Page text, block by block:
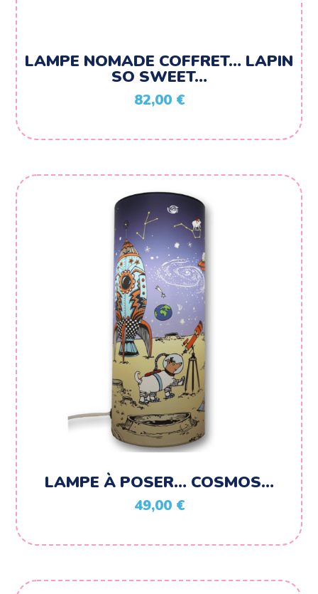
LAMPE NOMADE COFFRET… LAPIN
SO SWEET…
82,00 €
LAMPE À POSER… COSMOS…
49,00 €